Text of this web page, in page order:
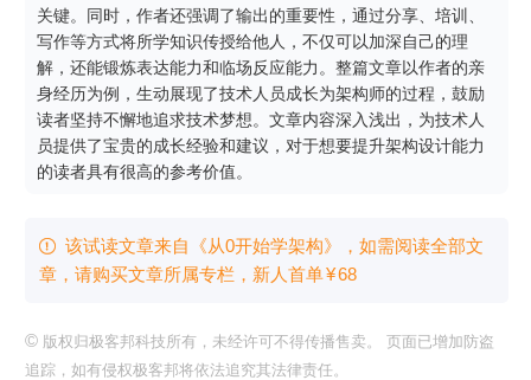
关键。同时，作者还强调了输出的重要性，通过分享、培训、
写作等方式将所学知识传授给他人，不仅可以加深自己的理
解，还能锻炼表达能力和临场反应能力。整篇文章以作者的亲
身经历为例，生动展现了技术人员成长为架构师的过程，鼓励
读者坚持不懈地追求技术梦想。文章内容深入浅出，为技术人
员提供了宝贵的成长经验和建议，对于想要提升架构设计能力
的读者具有很高的参考价值。
 该试读文章来自《从0开始学架构》，如需阅读全部文
章，请购买文章所属专栏 ，新⼈⾸单¥68
© 版权归极客邦科技所有，未经许可不得传播售卖。 页面已增加防盗
追踪，如有侵权极客邦将依法追究其法律责任。